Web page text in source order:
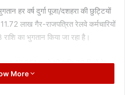
हर वर्ष दुर्गा पूजा/दशहरा की छुट्टियों
लाख गैर-राजपत्रित रेलवे कर्मचारियों
का भुगतान किया जा रहा है।
17,951 रुपये की राशि 78 दिनों के
लोको पायलट, ट्रेन मैनेजर्स (गार्ड),
More